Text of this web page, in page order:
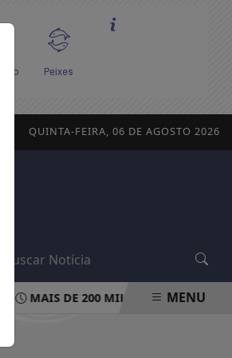
QUINTA-FEIRA, 06 DE AGOSTO 2026
MAIS DE 200 MIL CONTINUAM SEM
MENU